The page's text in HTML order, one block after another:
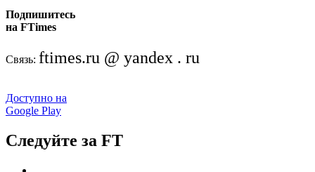
Подпишитесь
на FTimes
Связь: ftimes.ru @ yandex . ru
Доступно на
Google Play
Следуйте за FT